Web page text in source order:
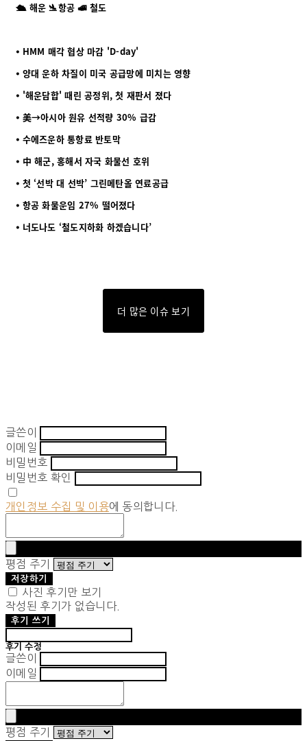
🛳️ 해운 🛬항공 🚅 철도
⦁ HMM 매각 협상 마감 'D-day'
⦁ 양대 운하 차질이 미국 공급망에 미치는 영향
⦁ '해운담합' 때린 공정위, 첫 재판서 졌다
⦁ 美→아시아 원유 선적량 30% 급감
⦁ 수에즈운하 통항료 반토막
⦁ 中 해군, 홍해서 자국 화물선 호위
⦁ 첫 ‘선박 대 선박’ 그린메탄올 연료공급
⦁ 항공 화물운임 27% 떨어졌다
⦁ 너도나도 ‘철도지하화 하겠습니다’
더 많은 이슈 보기
글쓴이
이메일
비밀번호
비밀번호 확인
개인정보 수집 및 이용에 동의합니다.
평점 주기
저장하기
사진 후기만 보기
작성된 후기가 없습니다.
후기 쓰기
후기 수정
글쓴이
이메일
평점 주기